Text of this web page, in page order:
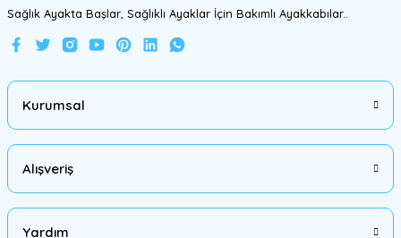
Sağlık Ayakta Başlar, Sağlıklı Ayaklar İçin Bakımlı Ayakkabılar..
Kurumsal
Alışveriş
Yardım